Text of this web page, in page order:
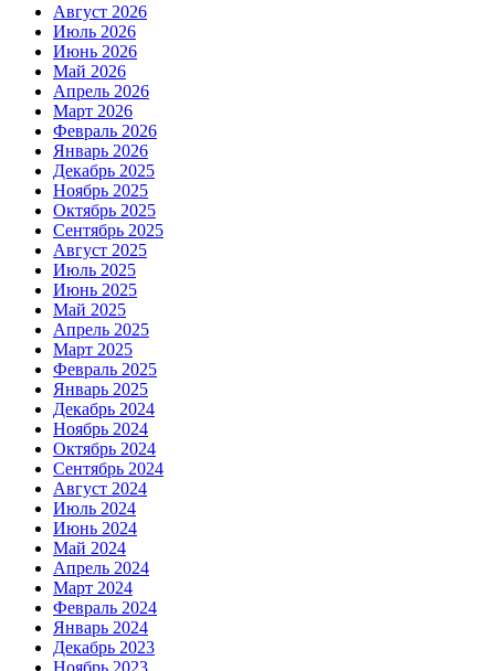
Август 2026
Июль 2026
Июнь 2026
Май 2026
Апрель 2026
Март 2026
Февраль 2026
Январь 2026
Декабрь 2025
Ноябрь 2025
Октябрь 2025
Сентябрь 2025
Август 2025
Июль 2025
Июнь 2025
Май 2025
Апрель 2025
Март 2025
Февраль 2025
Январь 2025
Декабрь 2024
Ноябрь 2024
Октябрь 2024
Сентябрь 2024
Август 2024
Июль 2024
Июнь 2024
Май 2024
Апрель 2024
Март 2024
Февраль 2024
Январь 2024
Декабрь 2023
Ноябрь 2023